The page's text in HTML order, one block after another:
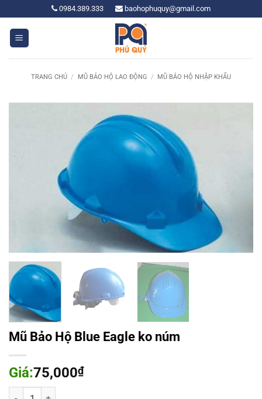
qua
dung
0984.389.333 baohophuquy@gmail.com
TRANG CHỦ / MŨ BẢO HỘ LAO ĐỘNG / MŨ BẢO HỘ NHẬP KHẨU
Mũ Bảo Hộ Blue Eagle ko núm
Giá:75,000₫
Mũ Bảo Hộ Blue Eagle ko núm số lượng